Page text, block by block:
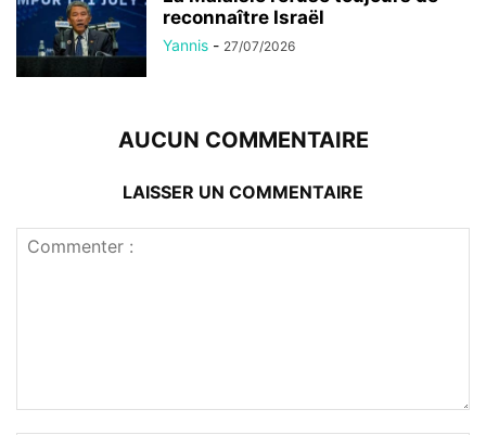
reconnaître Israël
Yannis - 27/07/2026
AUCUN COMMENTAIRE
LAISSER UN COMMENTAIRE